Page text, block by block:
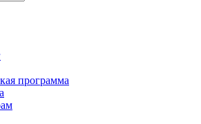
программа